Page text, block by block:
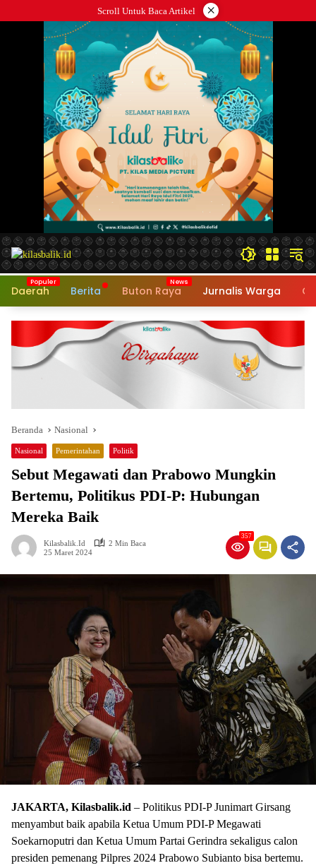
ke
Scroll Untuk Baca Artikel ×
Daerah Berita Buton Raya Jurnalis Warga
Beranda Nasional
Nasional Pemerintahan Politik
Sebut Megawati dan Prabowo Mungkin
Bertemu, Politikus PDI-P: Hubungan
Mereka Baik
Kilasbalik.id
2 Min Baca
25 Maret 2024
357
JAKARTA, Kilasbalik.id – Politikus PDI-P Junimart Girsang
menyambut baik apabila Ketua Umum PDI-P Megawati
Soekarnoputri dan Ketua Umum Partai Gerindra sekaligus calon
presiden pemenang Pilpres 2024 Prabowo Subianto bisa bertemu.